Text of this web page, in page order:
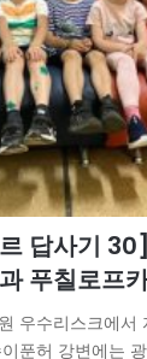
답사기
푸칠로프
우수리스크에서
푼허 강변에는